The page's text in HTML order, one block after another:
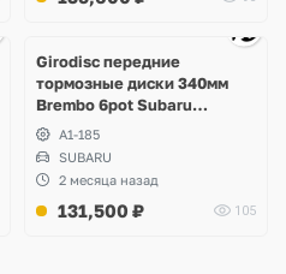
Girodisc передние
тормозные диски 340мм
Brembo 6pot Subaru
Impreza WRX STI Spec-C
A1-185
SUBARU
2 месяца назад
131,500 ₽ 105